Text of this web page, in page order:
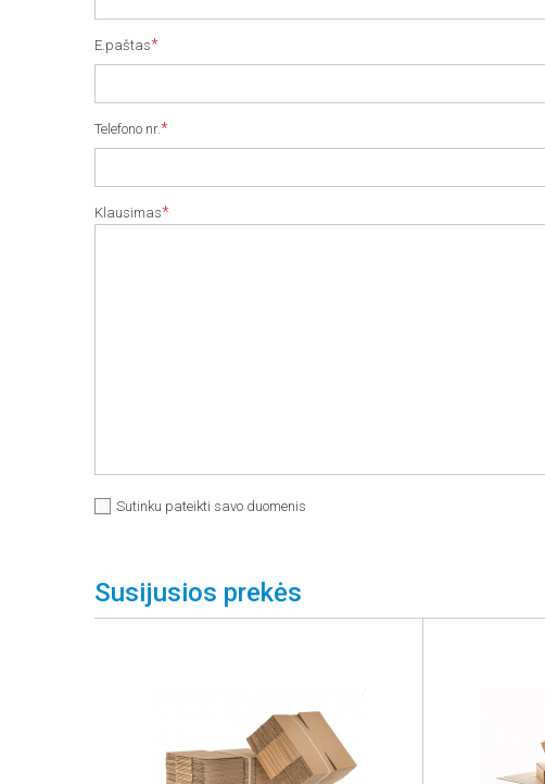
E.paštas*
Telefono nr.*
Klausimas*
Sutinku pateikti savo duomenis
Susijusios prekės